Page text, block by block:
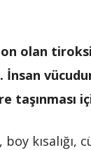
olan
İnsan
taşınması
kısalığı,